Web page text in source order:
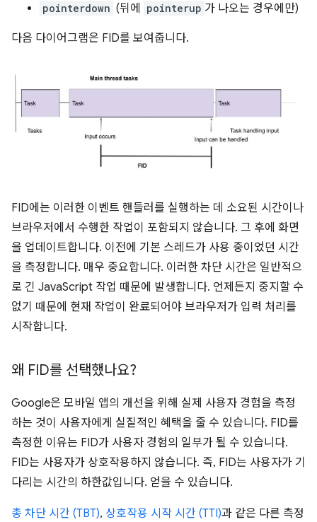
pointerdown (뒤에 pointerup 가 나오는 경우에만)
다음 다이어그램은 FID를 보여줍니다.
FID에는 이러한 이벤트 핸들러를 실행하는 데 소요된 시간이나
브라우저에서 수행한 작업이 포함되지 않습니다. 그 후에 화면
을 업데이트합니다. 이전에 기본 스레드가 사용 중이었던 시간
을 측정합니다. 매우 중요합니다. 이러한 차단 시간은 일반적으
로 긴 JavaScript 작업 때문에 발생합니다. 언제든지 중지할 수
없기 때문에 현재 작업이 완료되어야 브라우저가 입력 처리를
시작합니다.
왜 FID를 선택했나요?
Google은 모바일 앱의 개선을 위해 실제 사용자 경험을 측정
하는 것이 사용자에게 실질적인 혜택을 줄 수 있습니다. FID를
측정한 이유는 FID가 사용자 경험의 일부가 될 수 있습니다.
FID는 사용자가 상호작용하지 않습니다. 즉, FID는 사용자가 기
다리는 시간의 하한값입니다. 얻을 수 있습니다.
총 차단 시간 (TBT), 상호작용 시작 시간 (TTI)과 같은 다른 측정